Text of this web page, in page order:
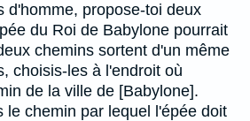
d'homme, propose-toi deux
du Roi de Babylone pourrait
chemins sortent d'un même
choisis-les à l'endroit où
de la ville de [Babylone].
le chemin par lequel l'épée doit